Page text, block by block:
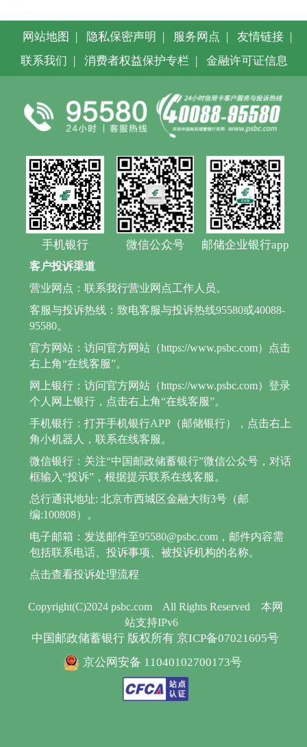
网站地图 | 隐私保密声明 | 服务网点 | 友情链接 |
联系我们 | 消费者权益保护专栏 | 金融许可证信息
手机银行 微信公众号 邮储企业银行app
Copyright(C)2024 psbc.com All Rights Reserved
本网
站支持IPv6
中国邮政储蓄银行 版权所有 京ICP备07021605号
京公网安备 11040102700173号
客户投诉渠道
营业网点：联系我行营业网点工作人员。
客服与投诉热线：致电客服与投诉热线95580或40088-
95580。
官方网站：访问官方网站（https://www.psbc.com）点击
右上角“在线客服”。
网上银行：访问官方网站（https://www.psbc.com）登录
个人网上银行，点击右上角“在线客服”。
手机银行：打开手机银行APP（邮储银行），点击右上
角小机器人，联系在线客服。
微信银行：关注“中国邮政储蓄银行”微信公众号，对话
框输入“投诉”，根据提示联系在线客服。
总行通讯地址: 北京市西城区金融大街3号（邮
编:100808）。
电子邮箱：发送邮件至95580@psbc.com，邮件内容需
包括联系电话、投诉事项、被投诉机构的名称。
点击查看投诉处理流程